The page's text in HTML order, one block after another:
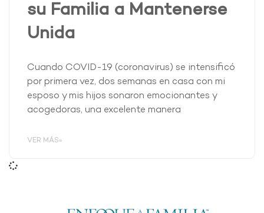
su Familia a Mantenerse
Unida
Cuando COVID-19 (coronavirus) se intensificó
por primera vez, dos semanas en casa con mi
esposo y mis hijos sonaron emocionantes y
acogedoras, una excelente manera
VER MÁS»